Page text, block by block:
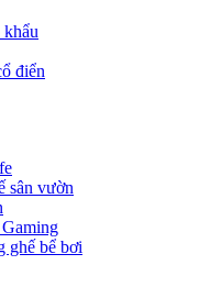
khẩu
điển
sân vườn
ghế bể bơi